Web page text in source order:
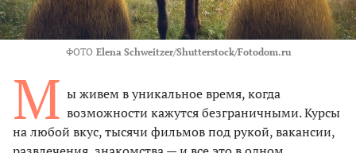
ФОТО Elena Schweitzer/Shutterstock/Fotodom.ru
М ы живем в уникальное время, когда
возможности кажутся безграничными. Курсы
на любой вкус, тысячи фильмов под рукой, вакансии,